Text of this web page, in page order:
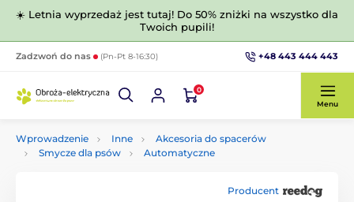
☀️ Letnia wyprzedaż jest tutaj! Do 50% zniżki na wszystko dla
Twoich pupili!
Zadzwoń do nas (Pn-Pt 8-16:30) +48 443 444 443
0
Menu
Wprowadzenie Inne
Akcesoria do spacerów
Smycze dla psów
Automatyczne
Producent